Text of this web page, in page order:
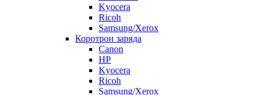
Kyocera
Ricoh
Samsung/Xerox
Коротрон заряда
Canon
HP
Kyocera
Ricoh
Samsung/Xerox